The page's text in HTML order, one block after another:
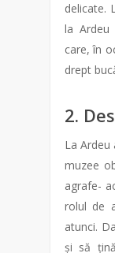
delicate.
la Ardeu
care, în
drept
2.
La Ardeu
muzee
agrafe-
rolul de
atunci.
și să